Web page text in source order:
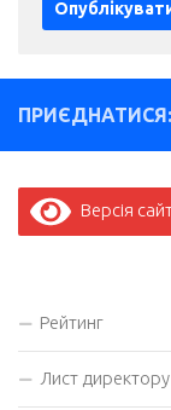
ПРИЄДНАТИСЯ:
Версія
Рейтинг
Лист директору